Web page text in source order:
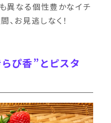
異なる個性豊かなイチ
、お見逃しなく！
ぴ香”とピスタ